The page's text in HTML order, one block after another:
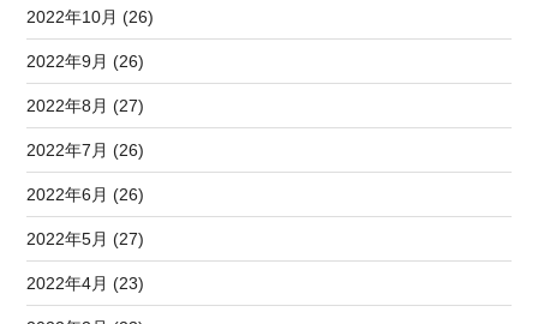
2022年10月 (26)
2022年9月 (26)
2022年8月 (27)
2022年7月 (26)
2022年6月 (26)
2022年5月 (27)
2022年4月 (23)